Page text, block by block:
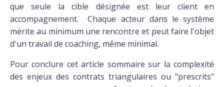
que seule la cible désignée est leur client en
accompagnement. Chaque acteur dans le système
mérite au minimum une rencontre et peut faire l'objet
d'un travail de coaching, même minimal.
Pour conclure cet article sommaire sur la complexité
des enjeux des contrats triangulaires ou "prescrits"